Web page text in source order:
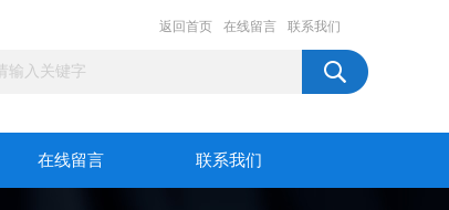
返回首页 在线留言 联系我们
在线留言 联系我们